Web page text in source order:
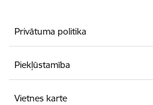
Privātuma politika
Piekļūstamība
Vietnes karte